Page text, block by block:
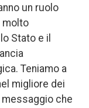
un ruolo
molto
Stato e il
Teniamo a
migliore dei
che